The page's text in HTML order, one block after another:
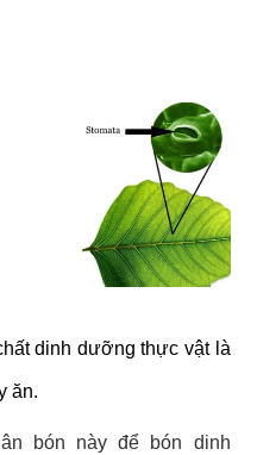
dinh dưỡng thực vật là
ăn.
bón này để bón dinh